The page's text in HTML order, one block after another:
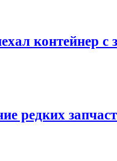
контейнер с
редких